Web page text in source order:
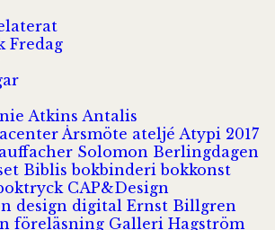
Fredag
Atkins Antalis
Årsmöte ateljé Atypi 2017
Solomon Berlingdagen
Biblisbokbinderibokkonst
CAP&Design
design digital Ernst Billgren
föreläsning Galleri Hagström